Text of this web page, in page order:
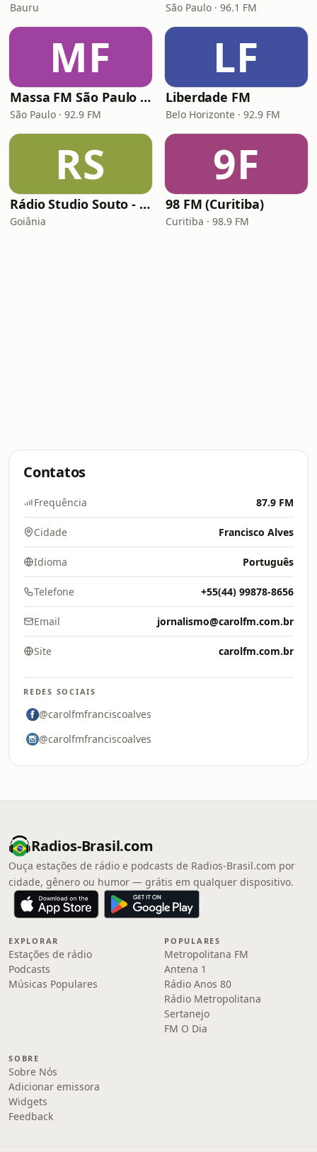
Bauru São Paulo · 96.1 FM
MF
Massa FM São Paulo 92.9
São Paulo · 92.9 FM
LF
Liberdade FM
Belo Horizonte · 92.9 FM
RS
Rádio Studio Souto - Sertaneja
Goiânia
9F
98 FM (Curitiba)
Curitiba · 98.9 FM
Contatos
Frequência 87.9 FM
Cidade Francisco Alves
Idioma Português
Telefone +55(44) 99878-8656
Email jornalismo@carolfm.com.br
Site carolfm.com.br
REDES SOCIAIS
@carolfmfranciscoalves
@carolfmfranciscoalves
Radios-Brasil.com
Ouça estações de rádio e podcasts de Radios-Brasil.com por
cidade, gênero ou humor — grátis em qualquer dispositivo.
EXPLORAR
Estações de rádio
Podcasts
Músicas Populares
POPULARES
Metropolitana FM
Antena 1
Rádio Anos 80
Rádio Metropolitana
Sertanejo
FM O Dia
SOBRE
Sobre Nós
Adicionar emissora
Widgets
Feedback